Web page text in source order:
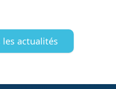
actualités